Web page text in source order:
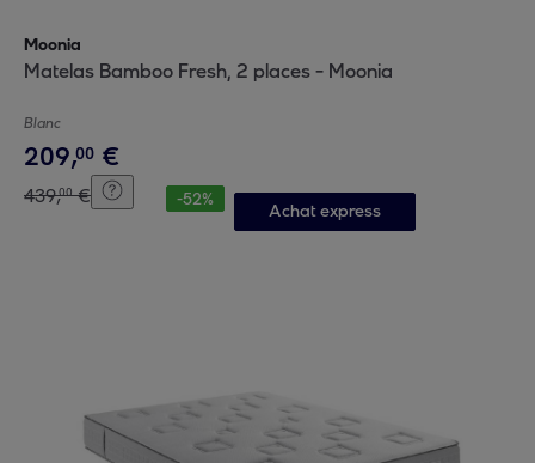
Moonia
Matelas Bamboo Fresh, 2 places - Moonia
Blanc
209,00 €
439,00 € -52%
Achat express